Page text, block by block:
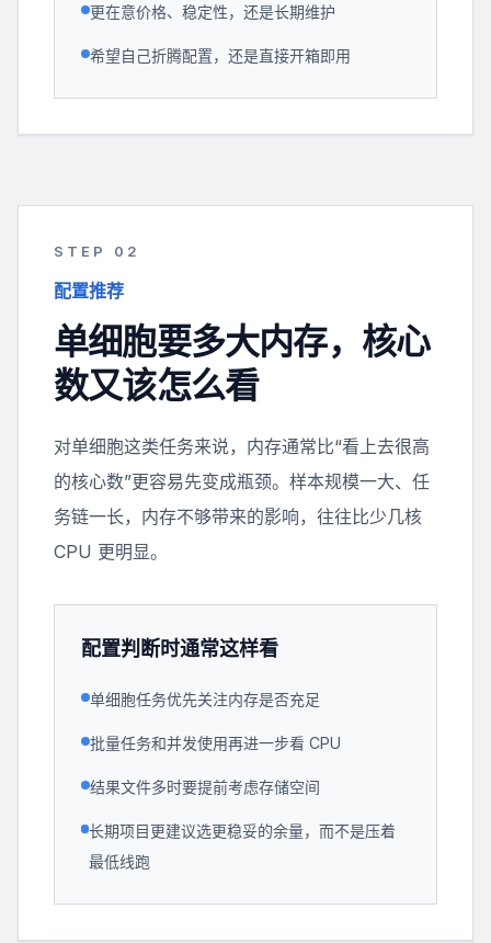
更在意价格、稳定性，还是长期维护
希望自己折腾配置，还是直接开箱即用
STEP 0 2
配置推荐
单细胞要多大内存，核心
数又该怎么看
对单细胞这类任务来说，内存通常比“看上去很高
的核心数”更容易先变成瓶颈。样本规模一大、任
务链一长，内存不够带来的影响，往往比少几核
CPU 更明显。
配置判断时通常这样看
单细胞任务优先关注内存是否充足
批量任务和并发使用再进一步看 CPU
结果文件多时要提前考虑存储空间
长期项目更建议选更稳妥的余量，而不是压着
最低线跑